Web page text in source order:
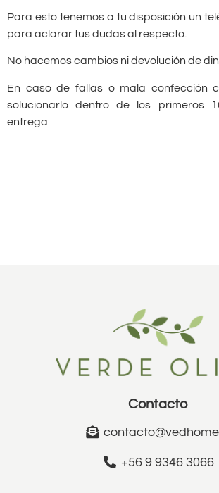
Para esto tenemos a tu disposición un
para aclarar tus dudas al respecto.
No hacemos cambios ni devolución de
En caso de fallas o mala confección
solucionarlo dentro de los primeros
entrega
Contacto
+56 9 9346 3066